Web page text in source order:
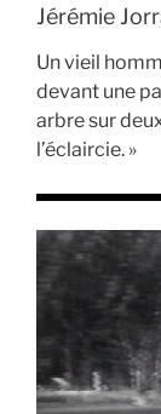
Jérémie
Un vieil
devant une
arbre sur
l’éclaircie. »